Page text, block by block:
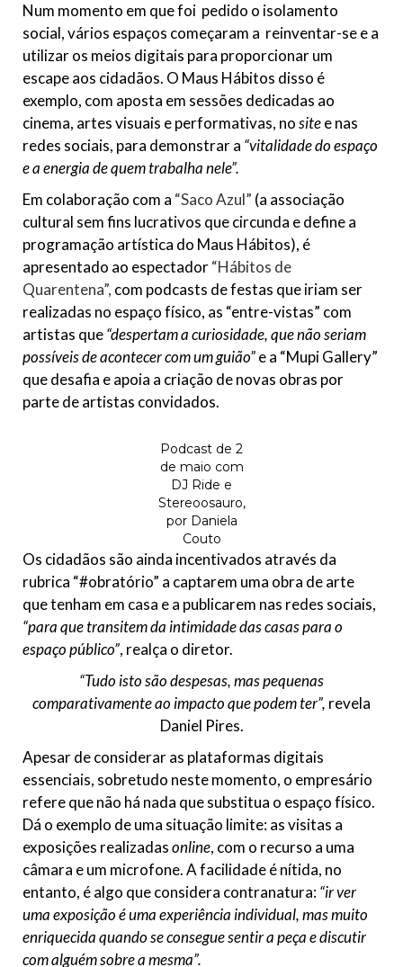
Num momento em que foi pedido o isolamento
social, vários espaços começaram a reinventar-se e a
utilizar os meios digitais para proporcionar um
escape aos cidadãos. O Maus Hábitos disso é
exemplo, com aposta em sessões dedicadas ao
cinema, artes visuais e performativas, nositee nas
redes sociais, para demonstrar a “vitalidade do espaço
e a energia de quem trabalha nele”.
Em colaboração com a “Saco Azul” (a associação
cultural sem fins lucrativos que circunda e define a
programação artística do Maus Hábitos), é
apresentado ao espectador“Hábitos de
Quarentena”, com podcasts de festas que iriam ser
realizadas no espaço físico, as “entre-vistas” com
artistas que“despertam a curiosidade, que não seriam
possíveis de acontecer com um guião”e a “Mupi Gallery”
que desafia e apoia a criação de novas obras por
parte de artistas convidados.
Podcast de 2
de maio com
DJ Ride e
Stereoosauro,
por Daniela
Couto
Os cidadãos são ainda incentivados através da
rubrica “#obratório” a captarem uma obra de arte
que tenham em casa e a publicarem nas redes sociais,
“para que transitem da intimidade das casas para o
espaço público”, realça o diretor.
“Tudo isto são despesas, mas pequenas
comparativamente ao impacto que podem ter”, revela
Daniel Pires.
Apesar de considerar as plataformas digitais
essenciais, sobretudo neste momento, o empresário
refere que não há nada que substitua o espaço físico.
Dá o exemplo de uma situação limite: as visitas a
exposições realizadasonline, com o recurso a uma
câmara e um microfone. A facilidade é nítida, no
entanto, é algo que considera contranatura:“ir ver
uma exposição é uma experiência individual, mas muito
enriquecida quando se consegue sentir a peça e discutir
com alguém sobre a mesma”.